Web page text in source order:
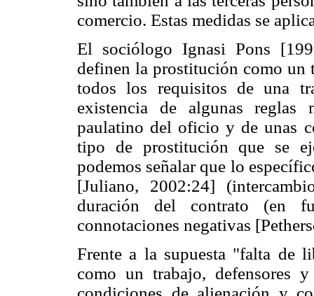
comercio. Estas medidas se
El sociólogo Ignasi Pons
definen la prostitución como un
todos los requisitos de una
existencia de algunas
paulatino del oficio y de unas
tipo de prostitución que se
podemos señalar que lo
[Juliano, 2002:24]
duración del contrato (en
connotaciones negativas
Frente a la supuesta "falta de
como un trabajo, defensores